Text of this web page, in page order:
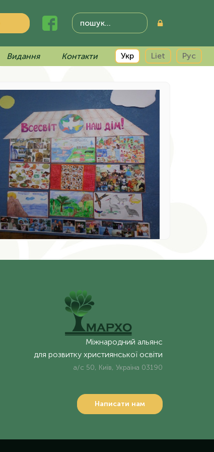
Видання Контакти Укр Liet Рус
Міжнародний альянс
для розвитку християнської освіти
а/с 50, Київ, Україна 03190
Написати нам